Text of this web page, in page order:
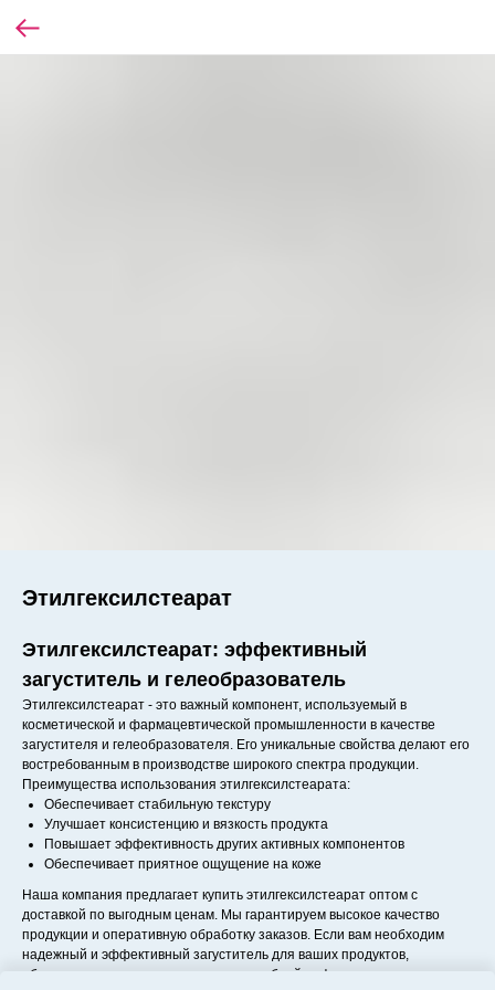
Этилгексилстеарат
Этилгексилстеарат: эффективный
загуститель и гелеобразователь
Этилгексилстеарат - это важный компонент, используемый в
косметической и фармацевтической промышленности в качестве
загустителя и гелеобразователя. Его уникальные свойства делают его
востребованным в производстве широкого спектра продукции.
Преимущества использования этилгексилстеарата:
Обеспечивает стабильную текстуру
Улучшает консистенцию и вязкость продукта
Повышает эффективность других активных компонентов
Обеспечивает приятное ощущение на коже
Наша компания предлагает купить этилгексилстеарат оптом с
доставкой по выгодным ценам. Мы гарантируем высокое качество
продукции и оперативную обработку заказов. Если вам необходим
надежный и эффективный загуститель для ваших продуктов,
обратитесь к нам для получения подробной информации о наличии и